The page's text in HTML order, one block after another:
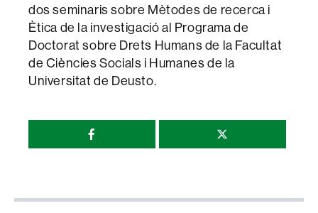
dos seminaris sobre Mètodes de recerca i
Ètica de la investigació al Programa de
Doctorat sobre Drets Humans de la Facultat
de Ciències Socials i Humanes de la
Universitat de Deusto.
página